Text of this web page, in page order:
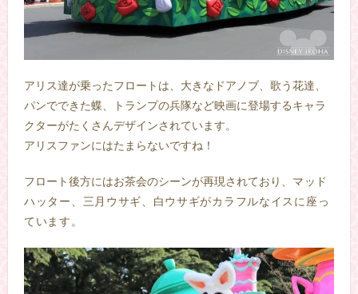
アリス達が乗ったフロートは、大きなドアノブ、歌う花達、
パンでできた蝶、トランプの兵隊など映画に登場するキャラ
クターがたくさんデザインされています。
アリスファンにはたまらないですね！
フロート後方にはお茶会のシーンが再現されており、 マッド
ハッター、三月ウサギ、白ウサギがカラフルなイスに座っ
ています。